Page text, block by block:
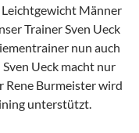
Männer
Trainer Sven Ueck
nun auch
Ueck macht nur
Rene Burmeister wird
unterstützt.